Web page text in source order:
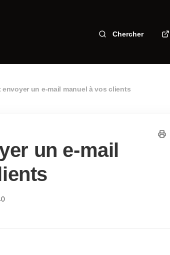
Chercher
envoyer un e-mail manuel à vos clients
un e-mail